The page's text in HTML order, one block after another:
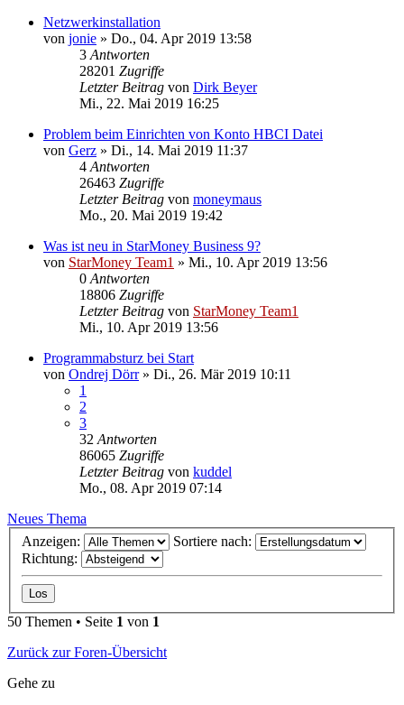
Netzwerkinstallation
von jonie » Do., 04. Apr 2019 13:58
3 Antworten
28201 Zugriffe
Letzter Beitrag von Dirk Beyer
Mi., 22. Mai 2019 16:25
Problem beim Einrichten von Konto HBCI Datei
von Gerz » Di., 14. Mai 2019 11:37
4 Antworten
26463 Zugriffe
Letzter Beitrag von moneymaus
Mo., 20. Mai 2019 19:42
Was ist neu in StarMoney Business 9?
von StarMoney Team1 » Mi., 10. Apr 2019 13:56
0 Antworten
18806 Zugriffe
Letzter Beitrag von StarMoney Team1
Mi., 10. Apr 2019 13:56
Programmabsturz bei Start
von Ondrej Dörr» Di., 26. Mär 2019 10:11
1
2
3
32 Antworten
86065 Zugriffe
Letzter Beitrag von kuddel
Mo., 08. Apr 2019 07:14
Neues Thema
Anzeigen:
Sortiere nach:
Richtung:
50 Themen • Seite 1 von 1
Zurück zur Foren-Übersicht
Gehe zu